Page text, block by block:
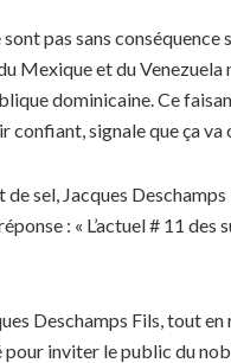
pas sans conséquence
Mexique et du
dominicaine. Ce
signale que ça
sel, Jacques
: « L’actuel # 11 des
Deschamps Fils, tout
inviter le public du